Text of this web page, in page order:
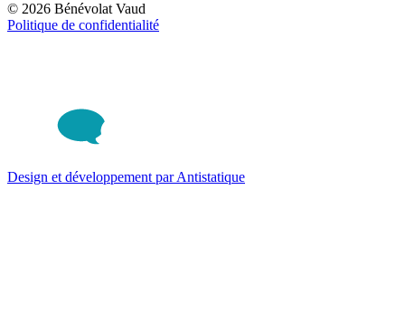
© 2026 Bénévolat Vaud
Politique de confidentialité
Design et développement par Antistatique